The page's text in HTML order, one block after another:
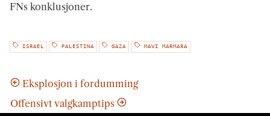
FNs konklusjoner.
ISRAEL PALESTINA GAZA MAVI MARMARA
Eksplosjon i fordumming
Offensivt valgkamptips